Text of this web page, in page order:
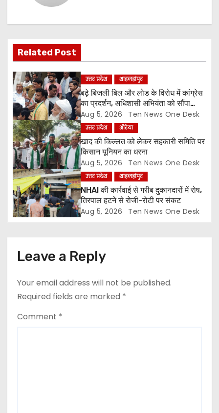
g
a
t
i
o
n
Related Post
उत्तर प्रदेश शाहजहांपुर
बढ़े बिजली बिल और लोड के विरोध में कांग्रेस
का प्रदर्शन, अधिशासी अभियंता को सौंपा
ज्ञापन
Aug 5, 2026 Ten News One Desk
उत्तर प्रदेश औरेया
खाद की किल्लत को लेकर सहकारी समिति पर
किसान यूनियन का धरना
Aug 5, 2026 Ten News One Desk
उत्तर प्रदेश शाहजहांपुर
NHAI की कार्रवाई से गरीब दुकानदारों में रोष,
तिरपाल हटने से रोजी-रोटी पर संकट
Aug 5, 2026 Ten News One Desk
Leave a Reply
Your email address will not be published.
Required fields are marked *
Comment *